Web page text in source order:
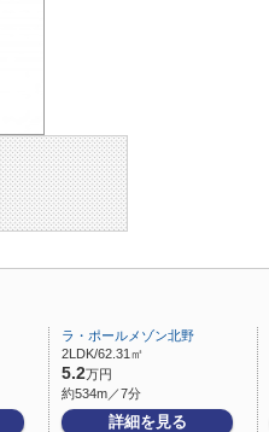
ラ・ポールメゾン北野
2LDK/62.31㎡
5.2万円
約534m／7分
詳細を見る